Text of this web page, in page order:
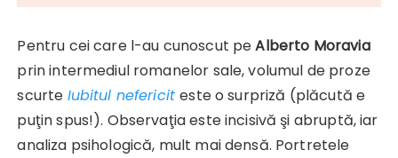
Pentru cei care l-au cunoscut peAlberto Moravia
prin intermediul romanelor sale, volumul de proze
scurte Iubitul nefericit este o surpriză (plăcută e
puţin spus!). Observaţia este incisivă şi abruptă, iar
analiza psihologică, mult mai densă. Portretele